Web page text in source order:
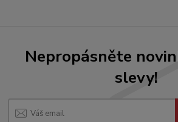
Nepropásněte
slevy!